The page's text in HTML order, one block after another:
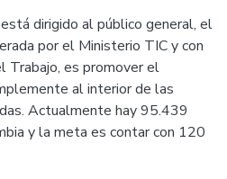
dirigido al público general, el
por el Ministerio TIC y con
Trabajo, es promover el
al interior de las
Actualmente hay 95.439
y la meta es contar con 120